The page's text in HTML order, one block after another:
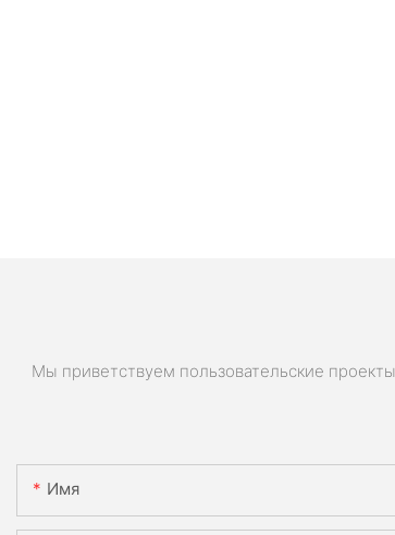
Мы приветствуем пользовательские
Имя